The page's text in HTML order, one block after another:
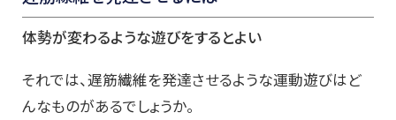
体勢が変わるような遊びをするとよい
それでは、遅筋繊維を発達させるような運動遊びはど
んなものがあるでしょうか。